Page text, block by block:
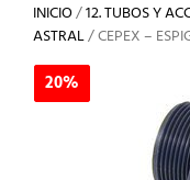
INICIO/12. TUBOS Y
ASTRAL/ CEPEX –
20%
20%